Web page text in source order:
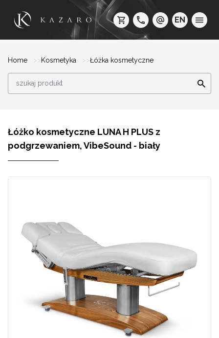
EN
Home Kosmetyka Łóżka kosmetyczne
Łóżko kosmetyczne LUNA H PLUS z
podgrzewaniem, VibeSound - biały